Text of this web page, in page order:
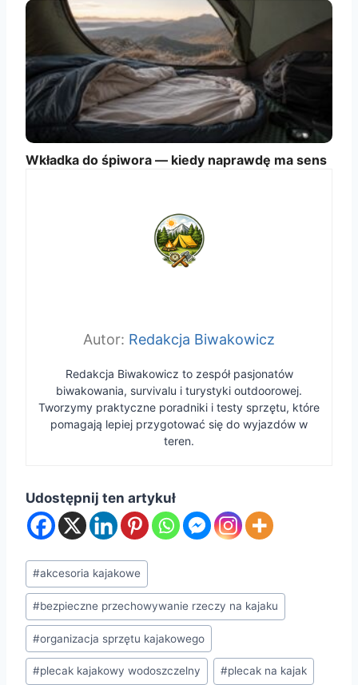
Wkładka do śpiwora — kiedy naprawdę ma sens
Redakcja Biwakowicz
Redakcja Biwakowicz to zespół pasjonatów
biwakowania, survivalu i turystyki outdoorowej.
Tworzymy praktyczne poradniki i testy sprzętu, które
pomagają lepiej przygotować się do wyjazdów w
teren.
Udostępnij ten artykuł
Tagi
wpisu:
#akcesoria kajakowe
#bezpieczne przechowywanie rzeczy na kajaku
#organizacja sprzętu kajakowego
#plecak kajakowy wodoszczelny #plecak na kajak